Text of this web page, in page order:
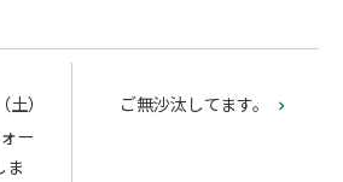
）
ー
ま
ご無沙汰してます。 